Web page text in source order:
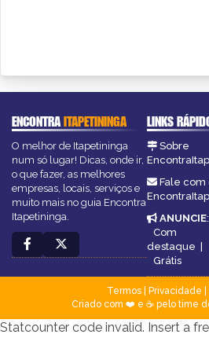
ENCONTRAITAPETININGA
O melhor de Itapetininga
num só lugar! Dicas, onde ir,
o que fazer, as melhores
empresas, locais, serviços e
muito mais no guia Encontra
Itapetininga.
LINKS
Sobre
Fale com
ANUNCIE:
Com
destaque |
Grátis
Termos| Privacidade
Criado com ❤️ e ☕ pelo time
Statcounter code invalid. Insert a